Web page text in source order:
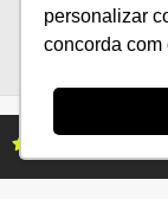
personalizar
concorda com